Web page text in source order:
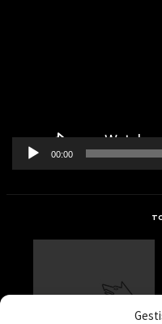
00:00